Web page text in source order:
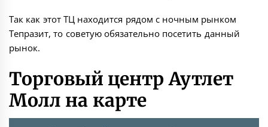
Так как этот ТЦ находится рядом с ночным рынком
Тепразит, то советую обязательно посетить данный
рынок.
Торговый центр Аутлет
Молл на карте